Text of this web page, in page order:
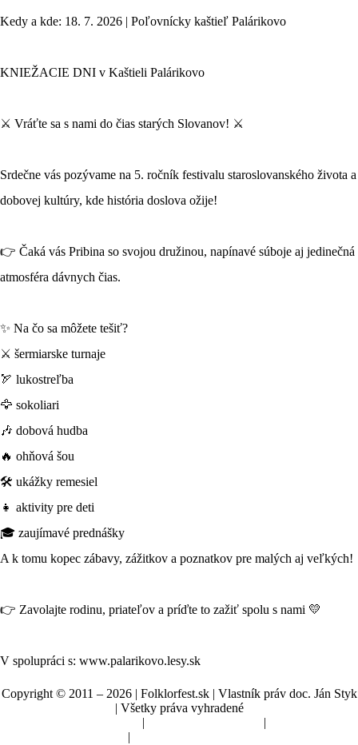
Kedy a kde: 18. 7. 2026 | Poľovnícky kaštieľ Palárikovo
KNIEŽACIE DNI v Kaštieli Palárikovo
⚔️ Vráťte sa s nami do čias starých Slovanov! ⚔️
Srdečne vás pozývame na 5. ročník festivalu staroslovanského života a
dobovej kultúry, kde história doslova ožije!
👉 Čaká vás Pribina so svojou družinou, napínavé súboje aj jedinečná
atmosféra dávnych čias.
✨ Na čo sa môžete tešiť?
⚔️ šermiarske turnaje
🏹 lukostreľba
🦅 sokoliari
🎶 dobová hudba
🔥 ohňová šou
🛠️ ukážky remesiel
👧 aktivity pre deti
🎓 zaujímavé prednášky
A k tomu kopec zábavy, zážitkov a poznatkov pre malých aj veľkých!
👉 Zavolajte rodinu, priateľov a príďte to zažiť spolu s nami 💛
V spolupráci s: www.palarikovo.lesy.sk
Copyright © 2011 – 2026 | Folklorfest.sk | Vlastník práv doc. Ján Styk
| Všetky práva vyhradené
| |
|